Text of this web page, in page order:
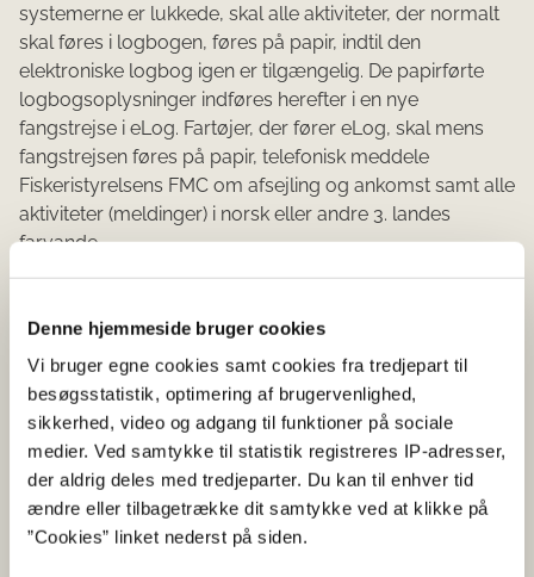
Denne hjemmeside bruger cookies
Vi bruger egne cookies samt cookies fra tredjepart til
besøgsstatistik, optimering af brugervenlighed,
sikkerhed, video og adgang til funktioner på sociale
medier. Ved samtykke til statistik registreres IP-adresser,
der aldrig deles med tredjeparter. Du kan til enhver tid
ændre eller tilbagetrække dit samtykke ved at klikke på
”Cookies” linket nederst på siden.
systemerne er lukkede, skal alle aktiviteter, der normalt
skal føres i logbogen, føres på papir, indtil den
elektroniske logbog igen er tilgængelig. De papirførte
logbogsoplysninger indføres herefter i en nye
fangstrejse i eLog. Fartøjer, der fører eLog, skal mens
fangstrejsen føres på papir, telefonisk meddele
Fiskeristyrelsens FMC om afsejling og ankomst samt alle
aktiviteter (meldinger) i norsk eller andre 3. landes
farvande.
indtastes, skal kvittering for seneste eLog fangstrejse
vil blive udsendt så snart Fiskeristyrelsens systemer igen
er i normal drift.
Meldinger
Fartøjer, der ikke fører elektronisk logbog skal afgive
meldinger vedrørende fiskeriaktiviteter, ankomst til havn
m.m., til Fiskeristyrelsens Fiskeri Moniterings Center